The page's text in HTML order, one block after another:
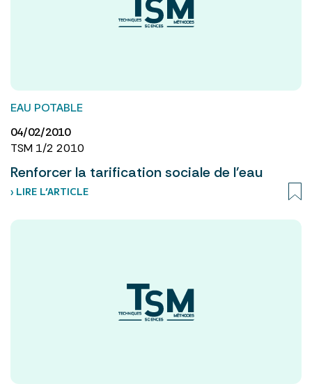
EAU POTABLE
04/02/2010
TSM 1/2 2010
Renforcer la tarification sociale de l'eau
› LIRE L’ARTICLE